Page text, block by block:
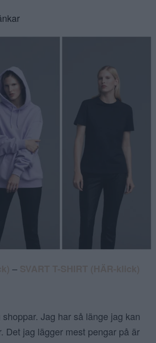
–
Jag har så länge jag kan
Det jag lägger mest pengar på är